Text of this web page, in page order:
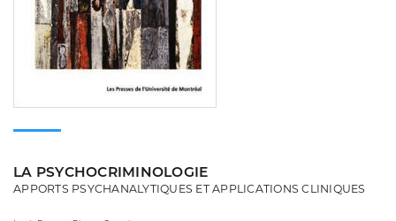
LA PSYCHOCRIMINOLOGIE
APPORTS PSYCHANALYTIQUES ET APPLICATIONS CLINIQUES